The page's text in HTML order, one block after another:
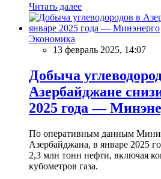
Читать далее
Экономика
13 февраль 2025, 14:07
Добыча
Азербайджане
2025 года —
По оперативным данным
Азербайджана, в январе 2025
2,3 млн тонн нефти, включая
кубометров газа.